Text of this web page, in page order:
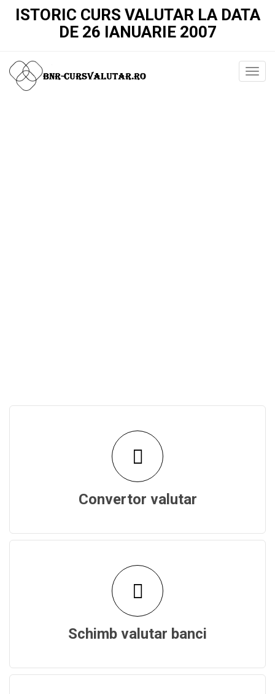
ISTORIC CURS VALUTAR LA DATA
DE 26 IANUARIE 2007
Convertor valutar
Schimb valutar banci